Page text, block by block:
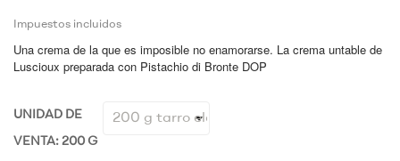
Impuestos incluidos
Una crema de la que es imposible no enamorarse. La crema untable de
Luscioux preparada con Pistachio di Bronte DOP
UNIDAD DE
VENTA: 200 G